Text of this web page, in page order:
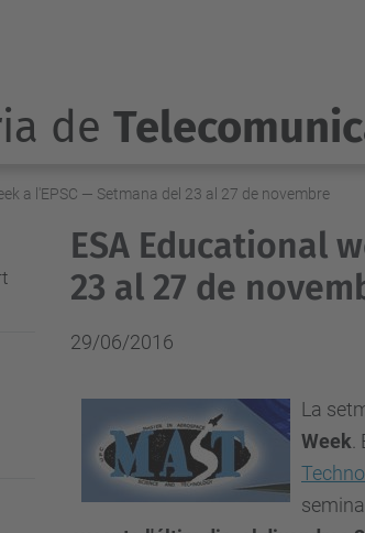
de
a l'EPSC — Setmana del 23 al 27 de novembre
ESA Educational
23 al 27 de
29/06/2016
La
Week